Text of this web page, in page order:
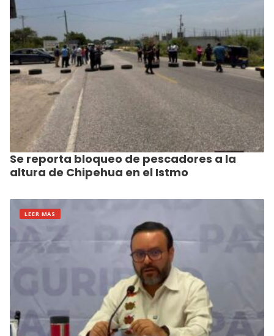
Se reporta bloqueo de pescadores a la
altura de Chipehua en el Istmo
LEER MAS